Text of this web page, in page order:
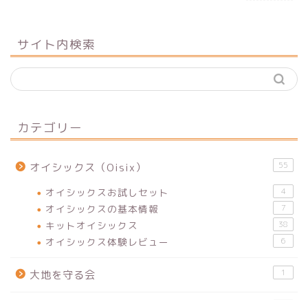
サイト内検索
カテゴリー
オイシックス（Oisix） 55
オイシックスお試しセット 4
オイシックスの基本情報 7
キットオイシックス 38
オイシックス体験レビュー 6
大地を守る会 1